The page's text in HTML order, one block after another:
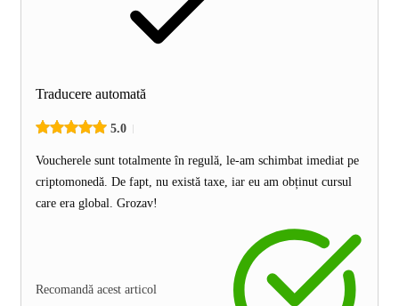
Traducere automată
5.0
Voucherele sunt totalmente în regulă, le-am schimbat imediat pe
criptomonedă. De fapt, nu există taxe, iar eu am obținut cursul
care era global. Grozav!
Recomandă acest articol